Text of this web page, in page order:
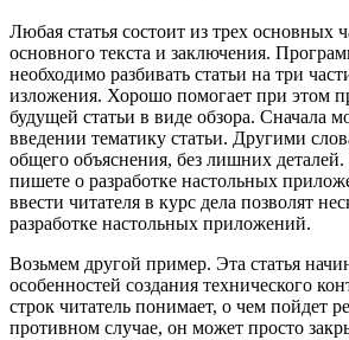
Любая статья состоит из трех основных
основного текста и заключения.
необходимо разбивать статьи на три
изложения. Хорошо помогает при этом
будущей статьи в виде обзора. Сначала
введении тематику статьи. Другими
общего объяснения, без лишних
пишете о разработке настольных
ввести читателя в курс дела позволят
разработке настольных приложений.
Возьмем другой пример. Эта статья
особенностей создания технического
строк читатель понимает, о чем пойдет
противном случае, он может просто